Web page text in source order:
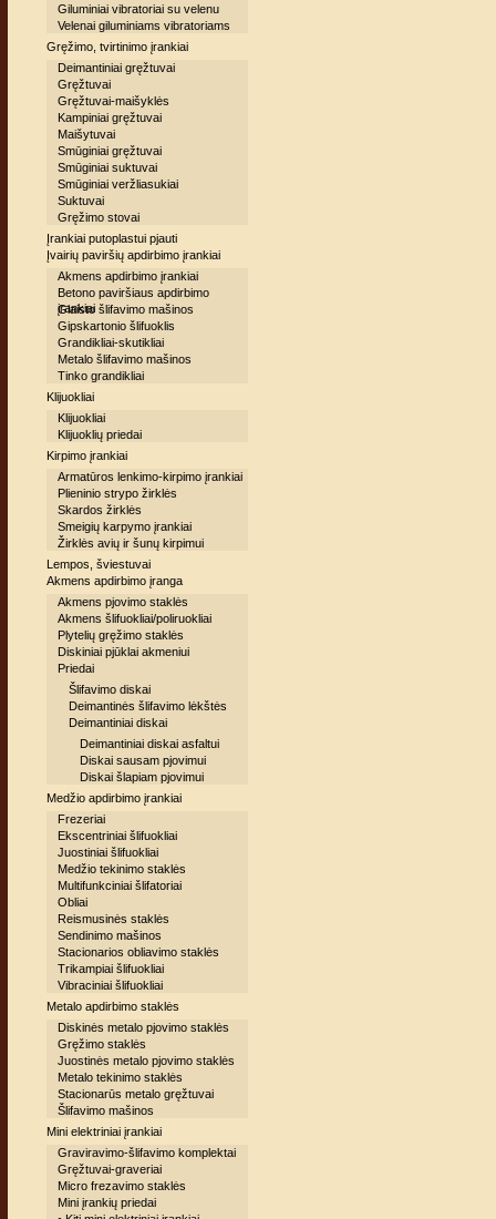
Giluminiai vibratoriai su velenu
Velenai giluminiams vibratoriams
Gręžimo, tvirtinimo įrankiai
Deimantiniai gręžtuvai
Gręžtuvai
Gręžtuvai-maišyklės
Kampiniai gręžtuvai
Maišytuvai
Smūginiai gręžtuvai
Smūginiai suktuvai
Smūginiai veržliasukiai
Suktuvai
Gręžimo stovai
Įrankiai putoplastui pjauti
Įvairių paviršių apdirbimo įrankiai
Akmens apdirbimo įrankiai
Betono paviršiaus apdirbimo
įrankiai
Glaisto šlifavimo mašinos
Gipskartonio šlifuoklis
Grandikliai-skutikliai
Metalo šlifavimo mašinos
Tinko grandikliai
Klijuokliai
Klijuokliai
Klijuoklių priedai
Kirpimo įrankiai
Armatūros lenkimo-kirpimo įrankiai
Plieninio strypo žirklės
Skardos žirklės
Smeigių karpymo įrankiai
Žirklės avių ir šunų kirpimui
Lempos, šviestuvai
Akmens apdirbimo įranga
Akmens pjovimo staklės
Akmens šlifuokliai/poliruokliai
Plytelių gręžimo staklės
Diskiniai pjūklai akmeniui
Priedai
Šlifavimo diskai
Deimantinės šlifavimo lėkštės
Deimantiniai diskai
Deimantiniai diskai asfaltui
Diskai sausam pjovimui
Diskai šlapiam pjovimui
Medžio apdirbimo įrankiai
Frezeriai
Ekscentriniai šlifuokliai
Juostiniai šlifuokliai
Medžio tekinimo staklės
Multifunkciniai šlifatoriai
Obliai
Reismusinės staklės
Sendinimo mašinos
Stacionarios obliavimo staklės
Trikampiai šlifuokliai
Vibraciniai šlifuokliai
Metalo apdirbimo staklės
Diskinės metalo pjovimo staklės
Gręžimo staklės
Juostinės metalo pjovimo staklės
Metalo tekinimo staklės
Stacionarūs metalo gręžtuvai
Šlifavimo mašinos
Mini elektriniai įrankiai
Graviravimo-šlifavimo komplektai
Gręžtuvai-graveriai
Micro frezavimo staklės
Mini įrankių priedai